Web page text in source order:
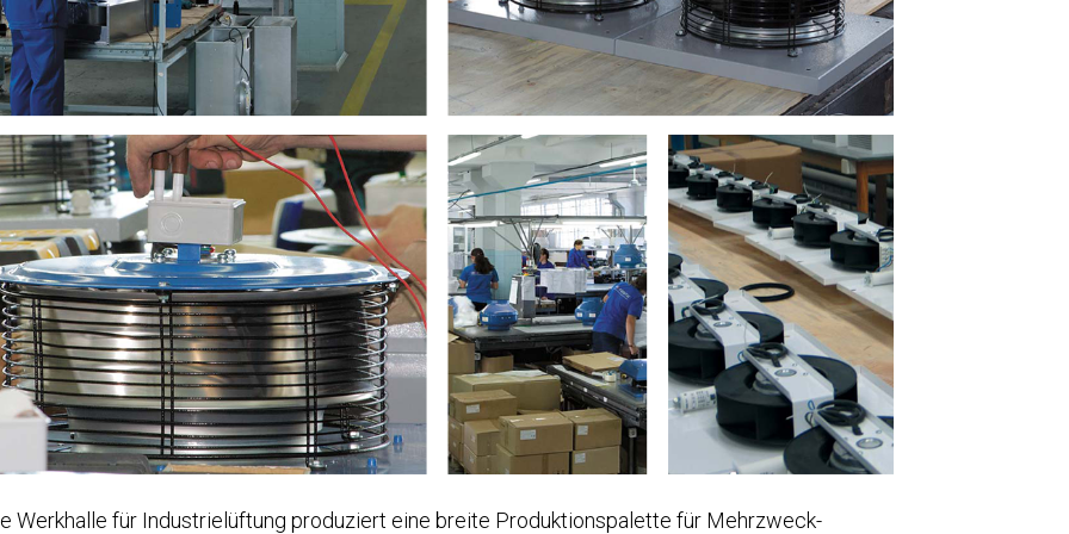
Werkhalle für Industrielüftung produziert eine breite Produktionspalette für Mehrzweck-